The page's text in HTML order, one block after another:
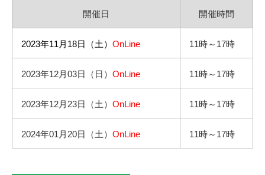
開催日 開催時間
2023年11月18日（土） OnLine 11時～17時
2023年12月03日（日） OnLine 11時～17時
2023年12月23日（土） OnLine 11時～17時
2024年01月20日（土） OnLine 11時～17時